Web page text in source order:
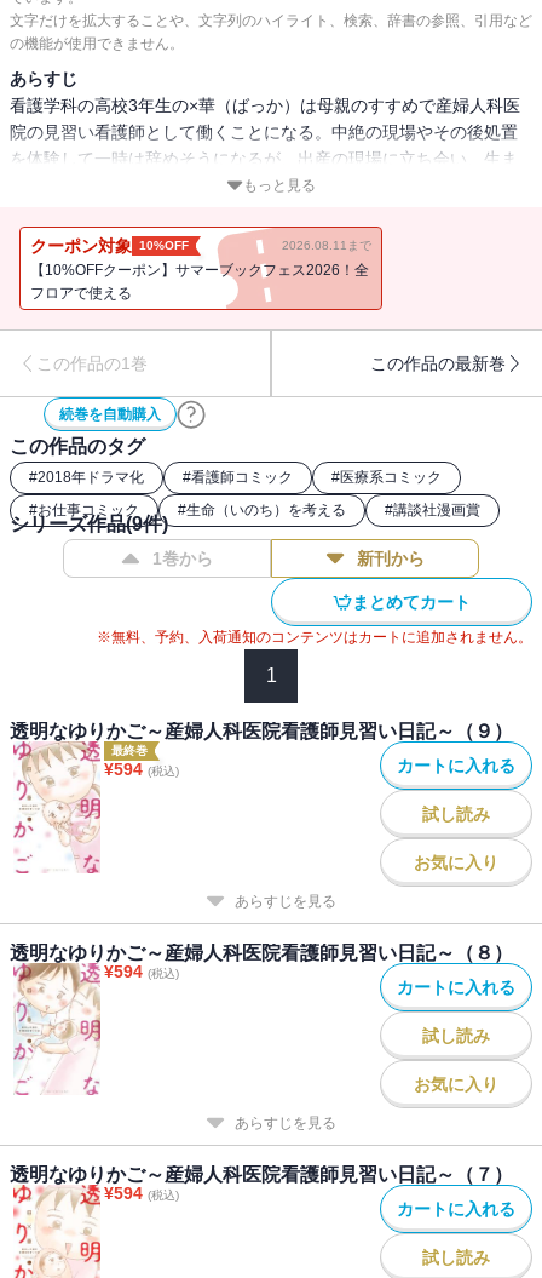
文字だけを拡大することや、文字列のハイライト、検索、辞書の参照、引用など
の機能が使用できません。
あらすじ
看護学科の高校3年生の×華（ばっか）は母親のすすめで産婦人科医
院の見習い看護師として働くことになる。中絶の現場やその後処置
を体験して一時は辞めそうになるが、出産の現場に立ち会い、生ま
れる命の力強さに感動し、仕事を続けていく決意をする。「多くの
きくなっていった感動作、いよいよコミックスで登場！
もっと見る
クーポン対象 10%OFF 2026.08.11まで
【10%OFFクーポン】サマーブックフェス2026！全
フロアで使える
この作品の1巻 この作品の最新巻
続巻を自動購入
この作品のタグ
#2018年ドラマ化 #看護師コミック #医療系コミック
#お仕事コミック #生命（いのち）を考える #講談社漫画賞
シリーズ作品(9件)
1巻から 新刊から
まとめてカート
※無料、予約、入荷通知のコンテンツはカートに追加されません。
1
透明なゆりかご～産婦人科医院看護師見習い日記～（９）
最終巻
¥594 (税込) カートに入れる
試し読み
お気に入り
あらすじを見る
透明なゆりかご～産婦人科医院看護師見習い日記～（８）
¥594 (税込)
カートに入れる
試し読み
お気に入り
あらすじを見る
透明なゆりかご～産婦人科医院看護師見習い日記～（７）
¥594 (税込)
カートに入れる
試し読み